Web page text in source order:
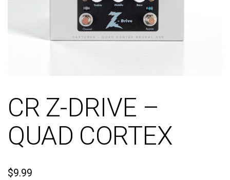
CR Z-DRIVE –
QUAD CORTEX
$9.99